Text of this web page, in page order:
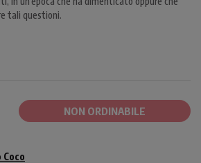
tali questioni.
NON ORDINABILE
Coco